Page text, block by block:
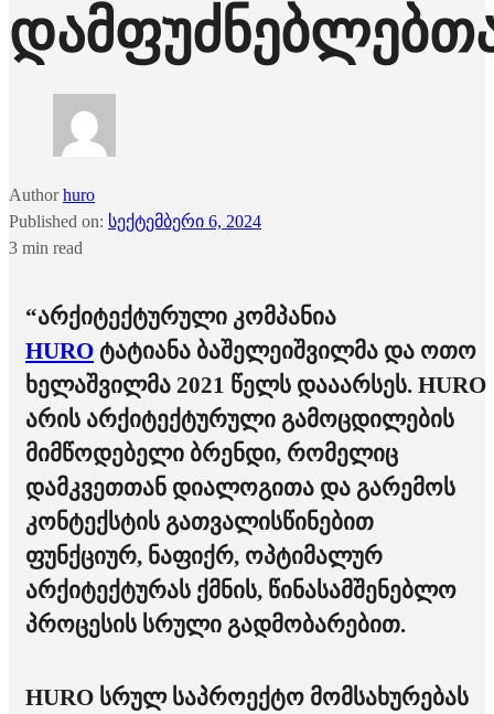
Author huro
Published on: სექტემბერი 6, 2024
3 min read
“არქიტექტურული კომპანია
HURO ტატიანა ბაშელეიშვილმა და ოთო
ხელაშვილმა 2021 წელს დააარსეს. HURO
არის არქიტექტურული გამოცდილების
მიმწოდებელი ბრენდი, რომელიც
დამკვეთთან დიალოგითა და გარემოს
კონტექსტის გათვალისწინებით
ფუნქციურ, ნაფიქრ, ოპტიმალურ
არქიტექტურას ქმნის, წინასამშენებლო
პროცესის სრული გადმობარებით.
HURO სრულ საპროექტო მომსახურებას